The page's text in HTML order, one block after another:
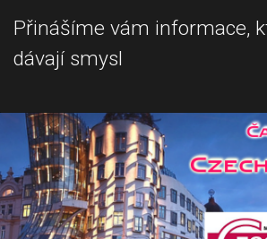
Přinášíme vám informace,
dávají smysl